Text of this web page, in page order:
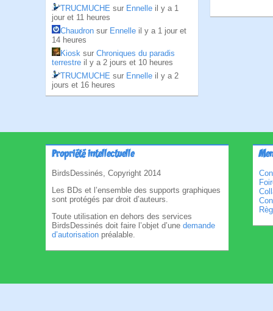
TRUCMUCHE sur Ennelle il y a 1
jour et 11 heures
Chaudron sur Ennelle il y a 1 jour et
14 heures
Kiosk sur Chroniques du paradis
terrestre il y a 2 jours et 10 heures
TRUCMUCHE sur Ennelle il y a 2
jours et 16 heures
Propriété intellectuelle
BirdsDessinés, Copyright 2014
Les BDs et l’ensemble des supports graphiques
sont protégés par droit d’auteurs.
Toute utilisation en dehors des services
BirdsDessinés doit faire l’objet d’une demande
d’autorisation préalable.